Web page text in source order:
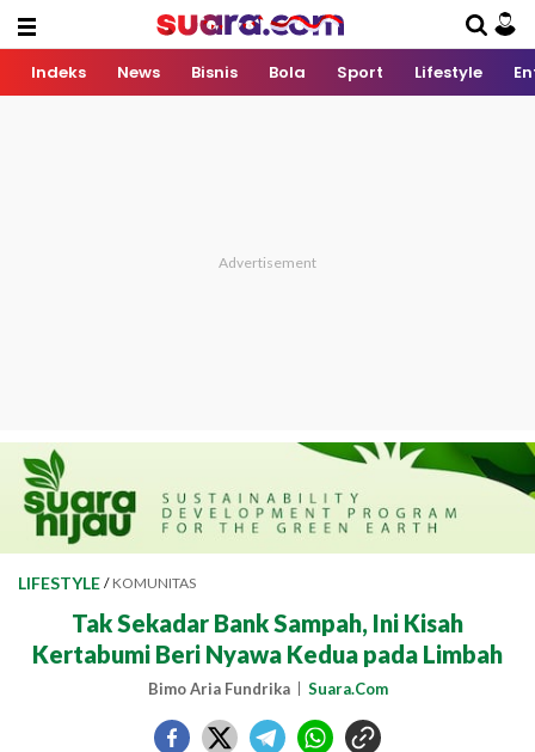
Indeks News Bisnis Bola Sport Lifestyle
LIFESTYLE / KOMUNITAS
Tak Sekadar Bank Sampah, Ini Kisah
Kertabumi Beri Nyawa Kedua pada Limbah
Bimo Aria Fundrika Suara.Com